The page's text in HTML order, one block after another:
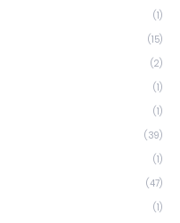
(1)
(15)
(2)
(1)
(1)
(39)
(1)
(47)
(1)